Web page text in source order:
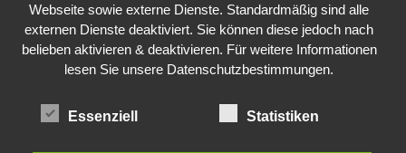
Filmproduktion
Fledermäuse
Flora und Fauna
Frankreich
Webseite sowie externe Dienste. Standardmäßig sind alle
externen Dienste deaktiviert. Sie können diese jedoch nach
belieben aktivieren & deaktivieren. Für weitere Informationen
lesen Sie unsere Datenschutzbestimmungen.
Essenziell Statistiken